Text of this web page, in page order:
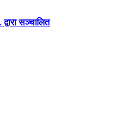
सञ्चालित